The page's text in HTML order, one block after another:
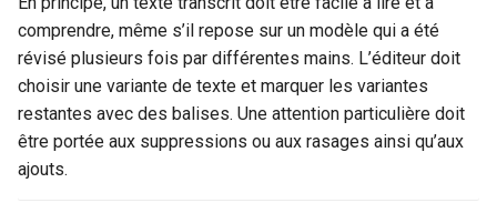
idno
item
keywords
comprendre, même s’il repose sur un modèle qui a été
révisé plusieurs fois par différentes mains. L’éditeur doit
choisir une variante de texte et marquer les variantes
restantes avec des balises. Une attention particulière doit
être portée aux suppressions ou aux rasages ainsi qu’aux
ajouts.